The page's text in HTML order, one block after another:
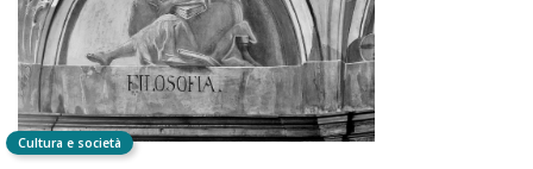
Cultura e società